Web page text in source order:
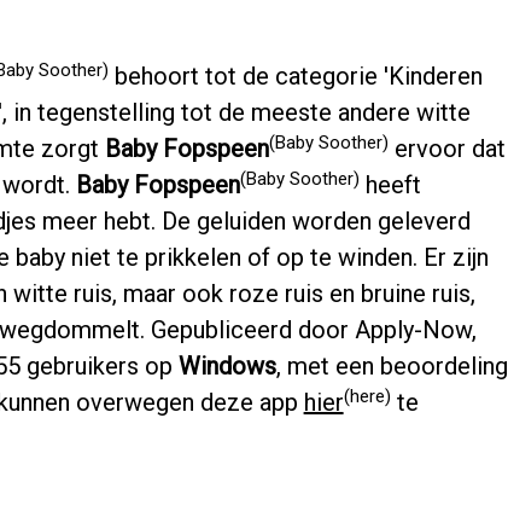
Soother) behoort tot de categorie 'Kinderen
in tegenstelling tot de meeste andere witte
zorgt Baby Fopspeen(Baby Soother) ervoor dat
Baby Fopspeen(Baby Soother) heeft
meer hebt. De geluiden worden geleverd
niet te prikkelen of op te winden. Er zijn
ruis, maar ook roze ruis en bruine ruis,
Gepubliceerd door Apply-Now,
gebruikers op Windows, met een beoordeling
overwegen deze app hier(here) te